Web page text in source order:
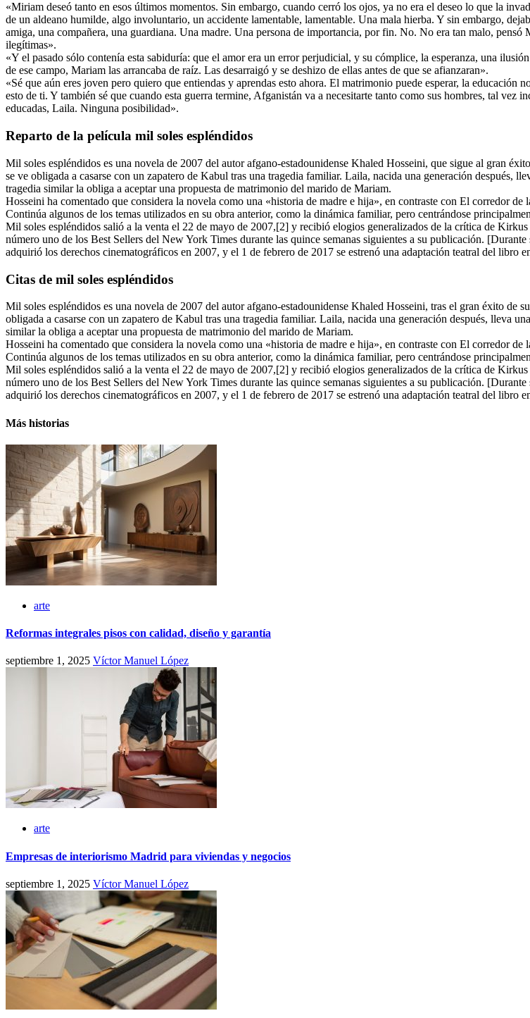
«Miriam deseó tanto en esos últimos momentos. Sin embargo, cuando cerró los ojos, ya no era el deseo lo que la
de un aldeano humilde, algo involuntario, un accidente lamentable, lamentable. Una mala hierba. Y sin embargo,
amiga, una compañera, una guardiana. Una madre. Una persona de importancia, por fin. No. No era tan malo,
ilegítimas».
«Y el pasado sólo contenía esta sabiduría: que el amor era un error perjudicial, y su cómplice, la esperanza, una
de ese campo, Mariam las arrancaba de raíz. Las desarraigó y se deshizo de ellas antes de que se afianzaran».
«Sé que aún eres joven pero quiero que entiendas y aprendas esto ahora. El matrimonio puede esperar, la
esto de ti. Y también sé que cuando esta guerra termine, Afganistán va a necesitarte tanto como sus hombres, tal
educadas, Laila. Ninguna posibilidad».
Reparto de la película mil soles espléndidos
Mil soles espléndidos es una novela de 2007 del autor afgano-estadounidense Khaled Hosseini, que sigue al gran
se ve obligada a casarse con un zapatero de Kabul tras una tragedia familiar. Laila, nacida una generación después,
tragedia similar la obliga a aceptar una propuesta de matrimonio del marido de Mariam.
Hosseini ha comentado que considera la novela como una «historia de madre e hija», en contraste con El corredor
Continúa algunos de los temas utilizados en su obra anterior, como la dinámica familiar, pero centrándose
Mil soles espléndidos salió a la venta el 22 de mayo de 2007,[2] y recibió elogios generalizados de la crítica de
número uno de los Best Sellers del New York Times durante las quince semanas siguientes a su publicación.
adquirió los derechos cinematográficos en 2007, y el 1 de febrero de 2017 se estrenó una adaptación teatral del
Citas de mil soles espléndidos
Mil soles espléndidos es una novela de 2007 del autor afgano-estadounidense Khaled Hosseini, tras el gran éxito de
obligada a casarse con un zapatero de Kabul tras una tragedia familiar. Laila, nacida una generación después, lleva
similar la obliga a aceptar una propuesta de matrimonio del marido de Mariam.
Hosseini ha comentado que considera la novela como una «historia de madre e hija», en contraste con El corredor
Continúa algunos de los temas utilizados en su obra anterior, como la dinámica familiar, pero centrándose
Mil soles espléndidos salió a la venta el 22 de mayo de 2007,[2] y recibió elogios generalizados de la crítica de
número uno de los Best Sellers del New York Times durante las quince semanas siguientes a su publicación.
adquirió los derechos cinematográficos en 2007, y el 1 de febrero de 2017 se estrenó una adaptación teatral del
Más historias
arte
Reformas integrales pisos con calidad, diseño y garantía
septiembre 1, 2025 Víctor Manuel López
arte
Empresas de interiorismo Madrid para viviendas y negocios
septiembre 1, 2025 Víctor Manuel López